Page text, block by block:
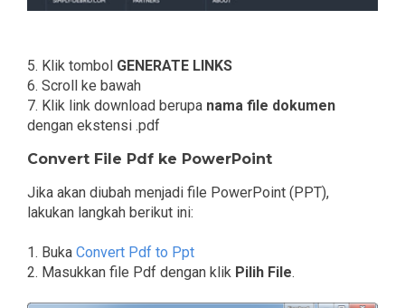
5. Klik tombol GENERATE LINKS
6. Scroll ke bawah
7. Klik link download berupa nama file dokumen
dengan ekstensi .pdf
Convert File Pdf ke PowerPoint
Jika akan diubah menjadi file PowerPoint (PPT),
lakukan langkah berikut ini:
1. Buka Convert Pdf to Ppt
2. Masukkan file Pdf dengan klik Pilih File.